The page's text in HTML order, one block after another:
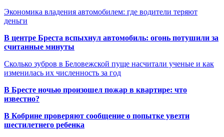
Экономика владения автомобилем: где водители теряют
деньги
В центре Бреста вспыхнул автомобиль: огонь потушили за
считанные минуты
Сколько зубров в Беловежской пуще насчитали ученые и как
изменилась их численность за год
В Бресте ночью произошел пожар в квартире: что
известно?
В Кобрине проверяют сообщение о попытке увезти
шестилетнего ребенка